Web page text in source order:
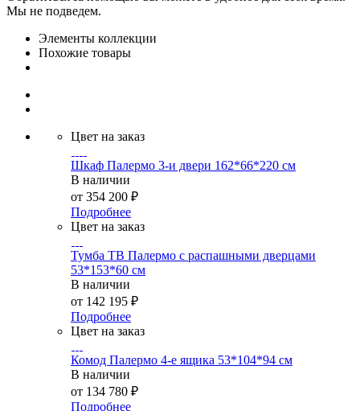
Мы не подведем.
Элементы коллекции
Похожие товары
Цвет на заказ
Шкаф Палермо 3-и двери 162*66*220 см
В наличии
от 354 200 ₽
Подробнее
Цвет на заказ
Тумба ТВ Палермо с распашными дверцами
53*153*60 см
В наличии
от 142 195 ₽
Подробнее
Цвет на заказ
Комод Палермо 4-е ящика 53*104*94 см
В наличии
от 134 780 ₽
Подробнее